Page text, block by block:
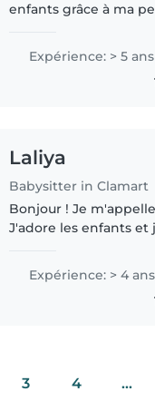
enfants grâce à ma
de 4 à 6 ans. J'ai eu
m'occuper d'eux, de
eux, de les
Expérience: > 5 ans
Laliya
Babysitter in Clamart
Bonjour ! Je
J'adore les enfants et
baby-sitting et j'ai
Pro ASSP, avec 3 ans
Expérience: > 4 ans
3 4 ...